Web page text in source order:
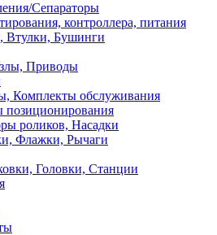
Сепараторы
контроллера, питания
Бушинги
Приводы
Комплекты обслуживания
роликов, Насадки
Флажки, Рычаги
Головки, Станции